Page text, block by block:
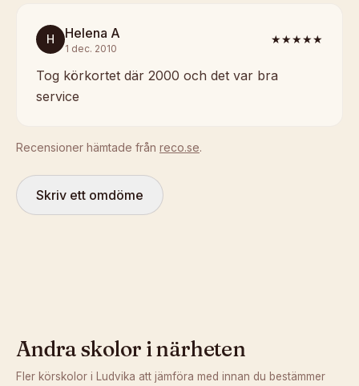
H Helena A
1 dec. 2010
★★★★★
Tog körkortet där 2000 och det var bra
service
Recensioner hämtade från reco.se.
Skriv ett omdöme
Andra skolor i närheten
Fler körskolor i Ludvika att jämföra med innan du bestämmer